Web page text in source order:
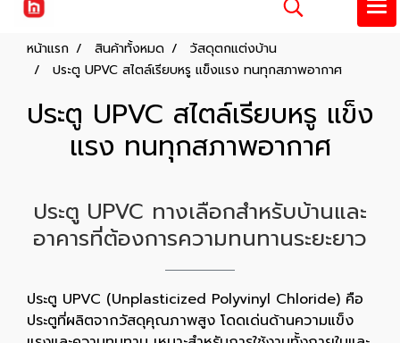
หน้าแรก สินค้าทั้งหมด
วัสดุตกแต่งบ้าน
ประตู UPVC สไตล์เรียบหรู แข็งแรง ทนทุกสภาพอากาศ
ประตู UPVC สไตล์เรียบหรู แข็ง
แรง ทนทุกสภาพอากาศ
ประตู UPVC ทางเลือกสำหรับบ้านและ
อาคารที่ต้องการความทนทานระยะยาว
ประตู UPVC (Unplasticized Polyvinyl Chloride) คือ
ประตูที่ผลิตจากวัสดุคุณภาพสูง โดดเด่นด้านความแข็ง